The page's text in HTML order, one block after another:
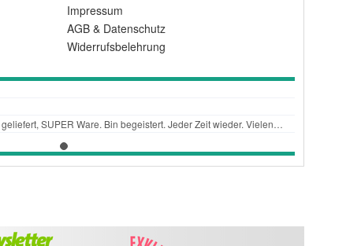
Impressum
AGB & Datenschutz
Widerrufsbelehrung